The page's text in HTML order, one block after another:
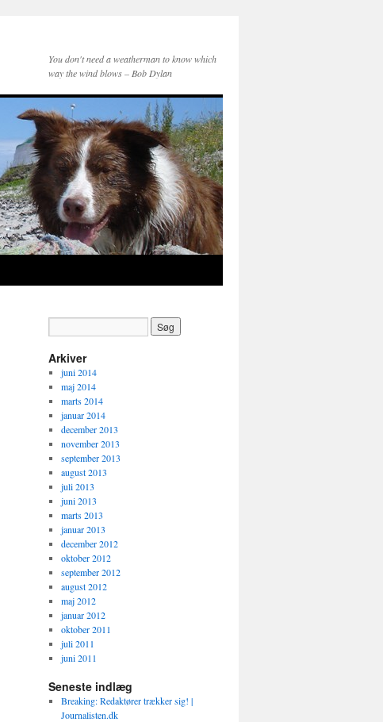
You don't need a weatherman to know which
way the wind blows – Bob Dylan
Arkiver
juni 2014
maj 2014
marts 2014
januar 2014
december 2013
november 2013
september 2013
august 2013
juli 2013
juni 2013
marts 2013
januar 2013
december 2012
oktober 2012
september 2012
august 2012
maj 2012
januar 2012
oktober 2011
juli 2011
juni 2011
Seneste indlæg
Breaking: Redaktører trækker sig! |
Journalisten.dk